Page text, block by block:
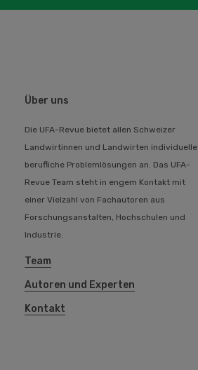
Über uns
Die UFA-Revue bietet allen Schweizer
Landwirtinnen und Landwirten individuelle
berufliche Problemlösungen an. Das UFA-
Revue Team steht in engem Kontakt mit
einer Vielzahl von Fachautoren aus
Forschungsanstalten, Hochschulen und
Industrie.
Team
Autoren und Experten
Kontakt